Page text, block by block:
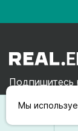
Подпишитесь
Мы